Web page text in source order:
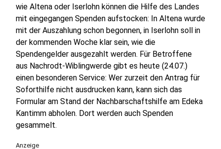
wie Altena oder Iserlohn können die Hilfe des Landes
mit eingegangen Spenden aufstocken: In Altena wurde
mit der Auszahlung schon begonnen, in Iserlohn soll in
der kommenden Woche klar sein, wie die
Spendengelder ausgezahlt werden. Für Betroffene
aus Nachrodt-Wiblingwerde gibt es heute (24.07.)
einen besonderen Service: Wer zurzeit den Antrag für
Soforthilfe nicht ausdrucken kann, kann sich das
Formular am Stand der Nachbarschaftshilfe am Edeka
Kantimm abholen. Dort werden auch Spenden
gesammelt.
Anzeige